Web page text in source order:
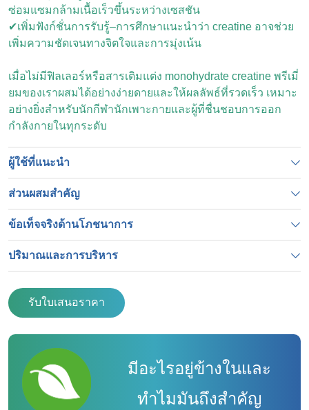
ซ่อมแซมกล้ามเนื้อเร็วขึ้นระหว่างเซสชัน
✔เพิ่มฟังก์ชั่นการรับรู้–การศึกษาแนะนำว่า creatine อาจช่วย
เพิ่มความชัดเจนทางจิตใจและการมุ่งเน้น
เมื่อไม่มีฟิลเลอร์หรือสารเติมแต่ง monohydrate creatine พรีเมี่
ยมของเราผสมได้อย่างง่ายดายและให้ผลลัพธ์ที่รวดเร็ว เหมาะ
อย่างยิ่งสำหรับนักกีฬานักเพาะกายและผู้ที่ชื่นชอบการออก
กำลังกายในทุกระดับ
ผู้ใช้ที่แนะนำ
ส่วนผสมสำคัญ
ข้อเท็จจริงด้านโภชนาการ
ปริมาณและการบริหาร
รับใบเสนอราคา
มีอะไรอยู่ข้างในและ
ทำไมมันถึงสำคัญ